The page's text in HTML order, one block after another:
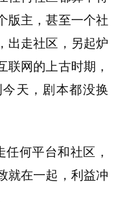
版主，甚至一个社
出走社区，另起炉
网的上古时期，
天，剧本都没换
何平台和社区，
就在一起，利益冲